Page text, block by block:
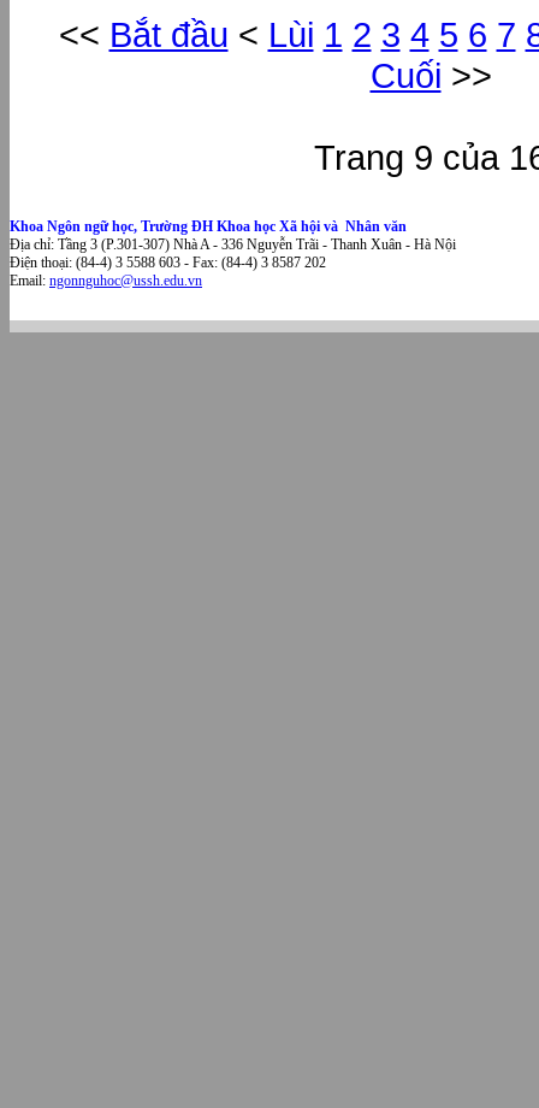
<< Bắt đầu < Lùi 1 2 3 4 5 6 7
Cuối >>
Trang 9 của
Khoa Ngôn ngữ học, Trường ĐH Khoa học Xã hội và Nhân văn
Địa chỉ: Tầng 3 (P.301-307) Nhà A - 336 Nguyễn Trãi - Thanh Xuân - Hà Nội
Điện thoại: (84-4) 3 5588 603 - Fax: (84-4) 3 8587 202
Email: ngonnguhoc@ussh.edu.vn